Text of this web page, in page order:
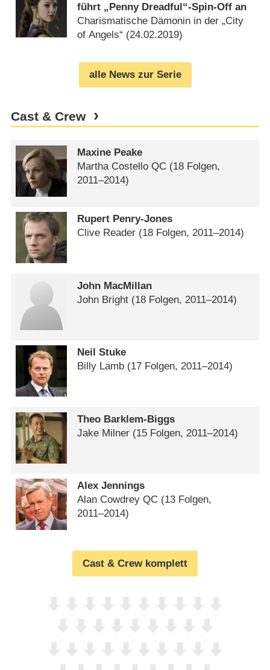
führt „Penny Dreadful“-Spin-Off an
Charismatische Dämonin in der „City
of Angels“ (24.02.2019)
alle News zur Serie
Cast & Crew
Maxine Peake
Martha Costello QC (18 Folgen,
2011⁠–⁠2014)
Rupert Penry-Jones
Clive Reader (18 Folgen, 2011⁠–⁠2014)
John MacMillan
John Bright (18 Folgen, 2011⁠–⁠2014)
Neil Stuke
Billy Lamb (17 Folgen, 2011⁠–⁠2014)
Theo Barklem-Biggs
Jake Milner (15 Folgen, 2011⁠–⁠2014)
Alex Jennings
Alan Cowdrey QC (13 Folgen,
2011⁠–⁠2014)
Cast & Crew komplett